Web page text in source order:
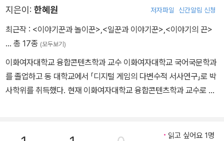
지은이: 한혜원 저자파일 신간알림 신청
최근작 : <이야기꾼과 놀이꾼> <일꾼과 이야기꾼> <이야기의 끈>
… 총 17종 (모두보기)
이화여자대학교 융합콘텐츠학과 교수 이화여자대학교 국어국문학과
를 졸업하고 동 대학교에서 「디지털 게임의 다변수적 서사연구」로 박
사학위를 취득했다. 현재 이화여자대학교 융합콘텐츠학과 교수로 재
읽고 싶어요 1명